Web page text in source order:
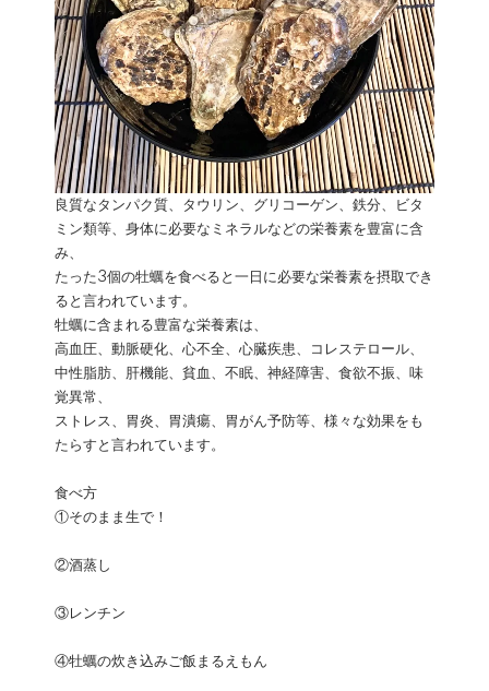
良質なタンパク質、タウリン、グリコーゲン、鉄分、ビタ
ミン類等、身体に必要なミネラルなどの栄養素を豊富に含
み、
たった3個の牡蠣を食べると一日に必要な栄養素を摂取でき
ると言われています。
牡蠣に含まれる豊富な栄養素は、
高血圧、動脈硬化、心不全、心臓疾患、コレステロール、
中性脂肪、肝機能、貧血、不眠、神経障害、食欲不振、味
覚異常、
ストレス、胃炎、胃潰瘍、胃がん予防等、様々な効果をも
たらすと言われています。
食べ方
①そのまま生で！
②酒蒸し
③レンチン
④牡蠣の炊き込みご飯まるえもん